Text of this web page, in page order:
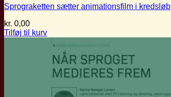
Sprograketten sætter animationsfilm i kredsløb
kr. 0,00
Tilføj til kurv